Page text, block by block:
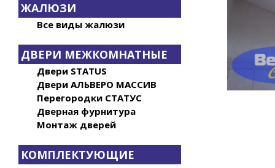
ЖАЛЮЗИ
Все виды жалюзи
ДВЕРИ МЕЖКОМНАТНЫЕ
Двери STATUS
Двери АЛЬВЕРО МАССИВ
Перегородки СТАТУС
Дверная фурнитура
Монтаж дверей
КОМПЛЕКТУЮЩИЕ